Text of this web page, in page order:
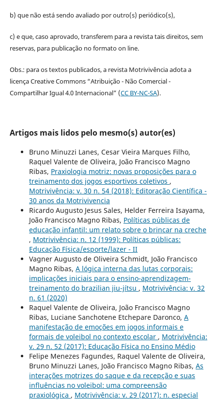
b) que não está sendo avaliado por outro(s) periódico(s),
c) e que, caso aprovado, transferem para a revista tais direitos, sem
reservas, para publicação no formato on line.
Obs.: para os textos publicados, a revista Motrivivência adota a
licença Creative Commons “Atribuição - Não Comercial -
Compartilhar Igual 4.0 Internacional” (CC BY-NC-SA).
Artigos mais lidos pelo mesmo(s) autor(es)
Bruno Minuzzi Lanes, Cesar Vieira Marques Filho,
Raquel Valente de Oliveira, João Francisco Magno
Ribas, Praxiologia motriz: novas proposições para o
treinamento dos jogos esportivos coletivos ,
Motrivivência: v. 30 n. 54 (2018): Editoração Científica -
30 anos da Motrivivencia
Ricardo Augusto Jesus Sales, Helder Ferreira Isayama,
João Francisco Magno Ribas, Políticas públicas de
educação infantil: um relato sobre o brincar na creche
, Motrivivência: n. 12 (1999): Políticas públicas:
Educação Física/esporte/lazer - II
Vagner Augusto de Oliveira Schmidt, João Francisco
Magno Ribas, A lógica interna das lutas corporais:
implicações iniciais para o ensino-aprendizagem-
treinamento do brazilian jiu-jítsu , Motrivivência: v. 32
n. 61 (2020)
Raquel Valente de Oliveira, João Francisco Magno
Ribas, Luciane Sanchotene Etchepare Daronco, A
manifestação de emoções em jogos informais e
formais de voleibol no contexto escolar , Motrivivência:
v. 29 n. 52 (2017): Educação Física no Ensino Médio
Felipe Menezes Fagundes, Raquel Valente de Oliveira,
Bruno Minuzzi Lanes, João Francisco Magno Ribas, As
interações motrizes do saque e da recepção e suas
influências no voleibol: uma compreensão
praxiológica , Motrivivência: v. 29 (2017): n. especial